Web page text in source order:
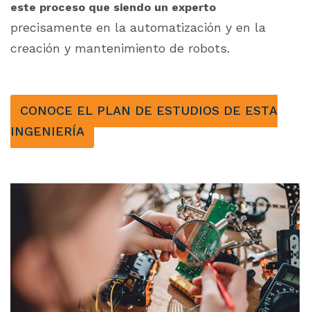
este proceso que siendo un experto
precisamente en la automatización y en la
creación y mantenimiento de robots.
CONOCE EL PLAN DE ESTUDIOS DE ESTA
INGENIERÍA